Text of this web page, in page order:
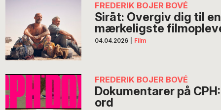
FREDERIK BOJER BOVÉ
Sirāt: Overgiv dig til
mærkeligste
04.04.2026 Film
FREDERIK BOJER BOVÉ
Dokumentarer på
ord